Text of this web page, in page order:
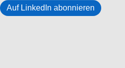
Auf LinkedIn abonnieren